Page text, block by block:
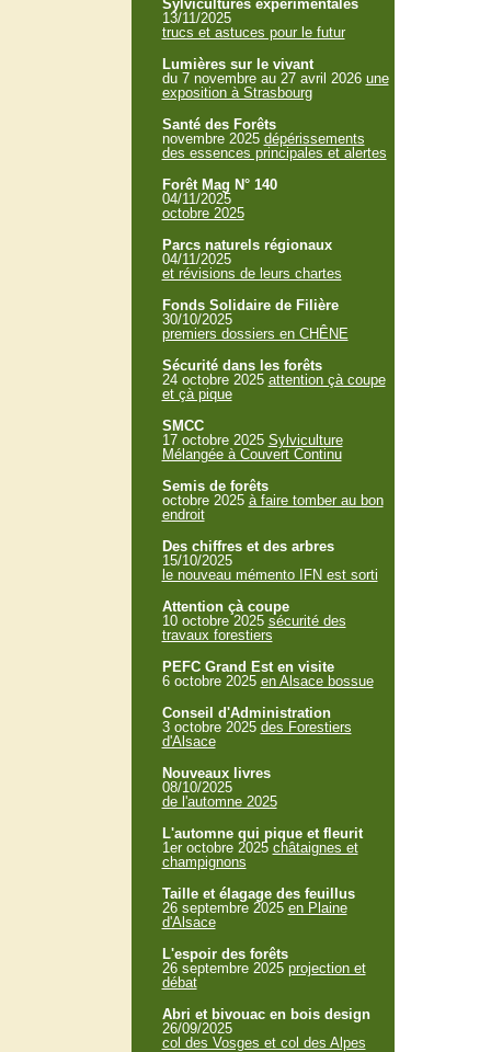
Sylvicultures expérimentales
13/11/2025
trucs et astuces pour le futur
Lumières sur le vivant
du 7 novembre au 27 avril 2026 une
exposition à Strasbourg
Santé des Forêts
novembre 2025 dépérissements
des essences principales et alertes
Forêt Mag N° 140
04/11/2025
octobre 2025
Parcs naturels régionaux
04/11/2025
et révisions de leurs chartes
Fonds Solidaire de Filière
30/10/2025
premiers dossiers en CHÊNE
Sécurité dans les forêts
24 octobre 2025 attention çà coupe
et çà pique
SMCC
17 octobre 2025 Sylviculture
Mélangée à Couvert Continu
Semis de forêts
octobre 2025 à faire tomber au bon
endroit
Des chiffres et des arbres
15/10/2025
le nouveau mémento IFN est sorti
Attention çà coupe
10 octobre 2025 sécurité des
travaux forestiers
PEFC Grand Est en visite
6 octobre 2025 en Alsace bossue
Conseil d'Administration
3 octobre 2025 des Forestiers
d'Alsace
Nouveaux livres
08/10/2025
de l'automne 2025
L'automne qui pique et fleurit
1er octobre 2025 châtaignes et
champignons
Taille et élagage des feuillus
26 septembre 2025 en Plaine
d'Alsace
L'espoir des forêts
26 septembre 2025 projection et
débat
Abri et bivouac en bois design
26/09/2025
col des Vosges et col des Alpes